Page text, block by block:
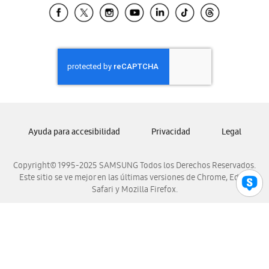
Samsung El Salvador
Samsung Honduras
Samsung Nicaragua
Samsung Panamá
Samsung Venezuela
Copyright© 1995-2025 SAMSUNG Todos los Derechos Reservados.
Este sitio se ve mejor en las últimas versiones de Chrome, Edge,
Safari y Mozilla Firefox.
Ayuda para accesibilidad Privacidad Legal